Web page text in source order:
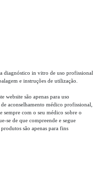
diagnóstico in vitro de uso profissional
e instruções de utilização.
website são apenas para uso
aconselhamento médico profissional,
sempre com o seu médico sobre o
se de que compreende e segue
são apenas para fins